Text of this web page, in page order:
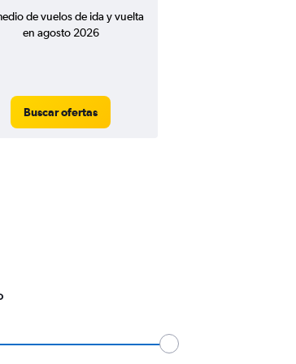
de vuelos de ida y vuelta
en agosto 2026
Buscar ofertas